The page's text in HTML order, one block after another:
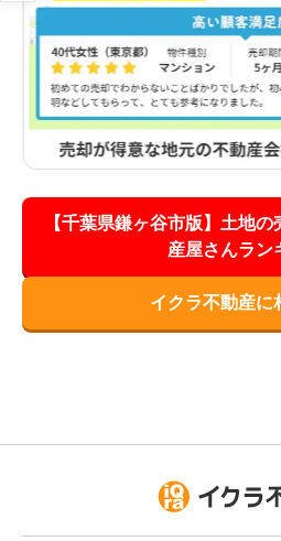
【千葉県鎌ヶ谷市版】土地
産屋さんラン
イクラ不動産に